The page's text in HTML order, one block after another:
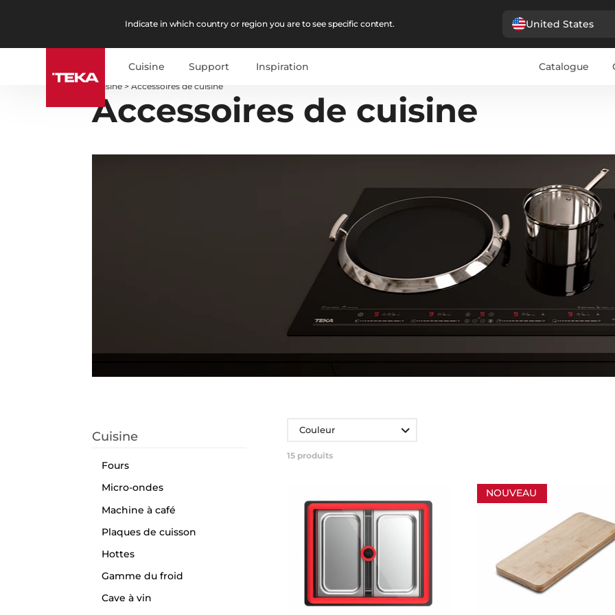
Indicate in which country or region you are to see specific content. United States
Cuisine Support Inspiration Catalogue
Cuisine >Accessoires de cuisine
Accessoires de cuisine
Cuisine
Fours
Micro-ondes
Machine à café
Plaques de cuisson
Hottes
Gamme du froid
Cave à vin
Couleur
15 produits
NOUVEAU